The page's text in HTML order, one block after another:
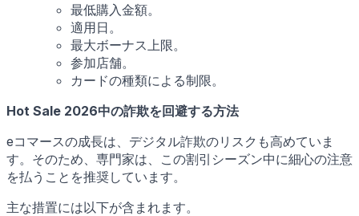
最低購入金額。
適用日。
最大ボーナス上限。
参加店舗。
カードの種類による制限。
Hot Sale 2026中の詐欺を回避する方法
eコマースの成長は、デジタル詐欺のリスクも高めていま
す。そのため、専門家は、この割引シーズン中に細心の注意
を払うことを推奨しています。
主な措置には以下が含まれます。